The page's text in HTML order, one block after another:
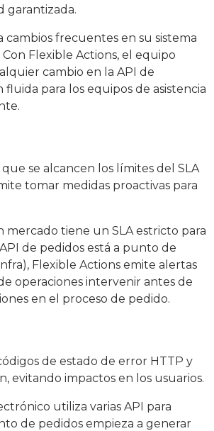
garantizada.
cambios frecuentes en su sistema
Flexible Actions, el equipo
cambio en la API de
para los equipos de asistencia
se alcancen los límites del SLA
tomar medidas proactivas para
mercado tiene un SLA estricto para
de pedidos está a punto de
Flexible Actions emite alertas
operaciones intervenir antes de
en el proceso de pedido.
de estado de error HTTP y
evitando impactos en los usuarios.
utiliza varias API para
de pedidos empieza a generar